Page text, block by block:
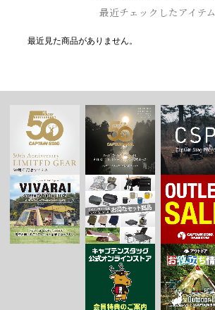
最近チェックしたアイテム
最近見た商品がありません。